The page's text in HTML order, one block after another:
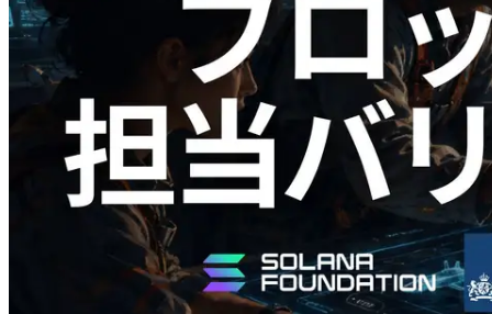
ナライザーを公開 — slot 単位のブロッ
ク生成時間と担当バリデータを視覚化
この記事を読む
さらに読み込む